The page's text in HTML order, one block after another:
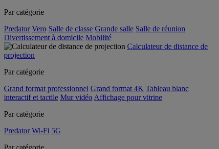
Par catégorie
Predator Vero Salle de classe Grande salle Salle de réunion
Divertissement à domicile Mobilité
Calculateur de distance de
projection
Par catégorie
Grand format professionnel Grand format 4K Tableau blanc
interactif et tactile Mur vidéo Affichage pour vitrine
Par catégorie
Predator Wi-Fi 5G
Par catégorie